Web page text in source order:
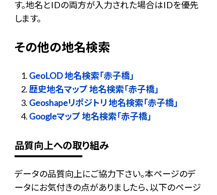
す。地名とIDの両方が入力された場合はIDを優先
します。
その他の地名検索
GeoLOD 地名検索「赤子橋」
歴史地名マップ 地名検索「赤子橋」
Geoshapeリポジトリ 地名検索「赤子橋」
Googleマップ 地名検索「赤子橋」
品質向上への取り組み
データの品質向上にご協力下さい。本ページのデ
ータにお気付きの点がありましたら、以下のページ